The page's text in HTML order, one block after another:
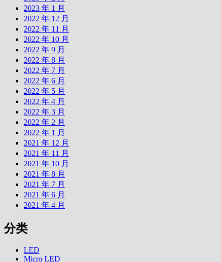
2023 年 1 月
2022 年 12 月
2022 年 11 月
2022 年 10 月
2022 年 9 月
2022 年 8 月
2022 年 7 月
2022 年 6 月
2022 年 5 月
2022 年 4 月
2022 年 3 月
2022 年 2 月
2022 年 1 月
2021 年 12 月
2021 年 11 月
2021 年 10 月
2021 年 8 月
2021 年 7 月
2021 年 6 月
2021 年 4 月
分类
LED
Micro LED